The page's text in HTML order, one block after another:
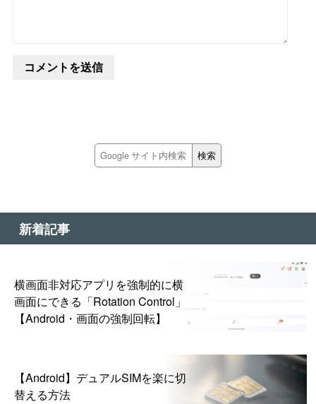
新着記事
横画面非対応アプリを強制的に横
画面にできる「Rotation Control」
【Android・画面の強制回転】
【Android】デュアルSIMを楽に切
替える方法